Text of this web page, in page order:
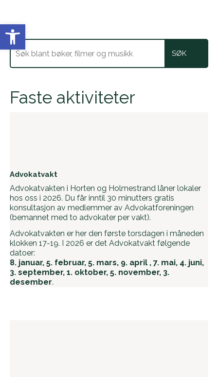
Faste aktiviteter
Advokatvakt
Advokatvakten i Horten og Holmestrand låner lokaler
hos oss i 2026. Du får inntil 30 minutters gratis
konsultasjon av medlemmer av Advokatforeningen
(bemannet med to advokater per vakt).
Advokatvakten er her den første torsdagen i måneden
klokken 17-19. I 2026 er det Advokatvakt følgende
datoer:
8. januar, 5. februar, 5. mars, 9. april , 7. mai, 4. juni,
3. september, 1. oktober, 5. november, 3.
desember.
Vis verktøylinjen